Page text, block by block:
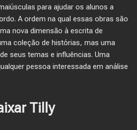
para ajudar os alunos a
A ordem na qual essas obras são
nova dimensão à escrita de
coleção de histórias, mas uma
seus temas e influências. Uma
pessoa interessada em análise
Tilly